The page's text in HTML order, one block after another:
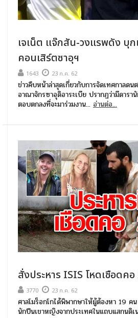
เจเน็ต แจ๊กสัน-วงแรพดัง บุก
คอนเสิร์ตซาอุฯ
1643 23 ก.ค. 62
ข่าวคืบหน้าล่าสุดเกี่ยวกับการจัดเทศกาลดน
อาณาจักรซาอุดิอาระเบีย ปรากฏว่ามีดารา
ตอบตกลงที่จะมาร่วมงาน... อ่านต่อ...
สั่งประหาร ISIS โหดเชือดคอ
3770 23 ก.ค. 62
ศาลโมร็อกโกได้พิพากษาให้ผู้ต้องหา 19 ค
นักปีนเขาหญิงจากประเทศในแถบแสกนดิเ